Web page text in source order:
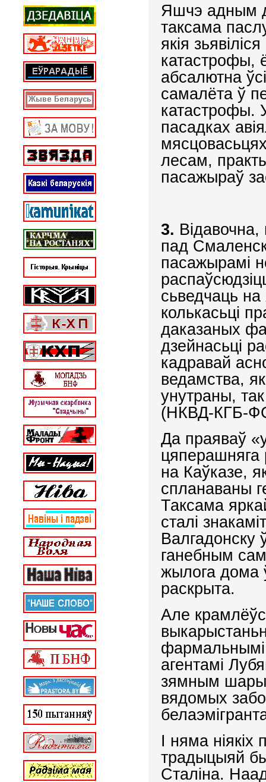
Яшчэ адным
таксама
якія
катастрофы,
абсалютна
самалёта ў
катастрофы.
пасадках
лесам,
пасажыраў
3. Відавочна,
пад
пасажырамі
сьведчаць
колькасьці
даказаных
дзейнасьці
кадравай
ведамства,
унутраны,
(НКВД-КГБ-
Да праяваў
на Каўказе,
спланаваны
Таксама
сталі
Валгадонску
ганебным
жылога дома
раскрыта.
Але
агентамі
зямным шары
вядомых
І няма
традыцыяй
Сталіна.